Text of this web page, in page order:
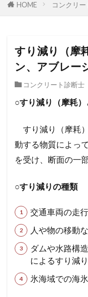
HOME コンクリ
すり減り（摩
ン、アブレー
コンクリート診断士
○すり減り（摩耗）
すり減り（摩耗
動する物質によっ
を受け、断面の一
○すり減りの種類
交通車両の走
人や物の移動
ダムや水路構
によるすり減り
氷海域での海